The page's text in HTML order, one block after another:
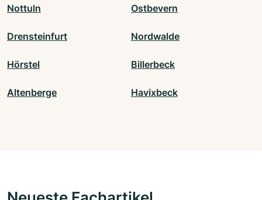
Nottuln Ostbevern
Drensteinfurt Nordwalde
Hörstel Billerbeck
Altenberge Havixbeck